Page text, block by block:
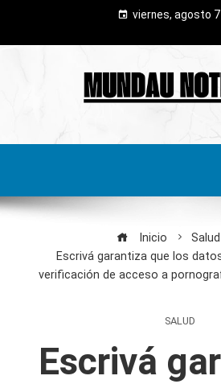
viernes, agosto 7
Inicio
Salud
Escrivá garantiza que los
verificación de acceso a
SALUD
Escrivá